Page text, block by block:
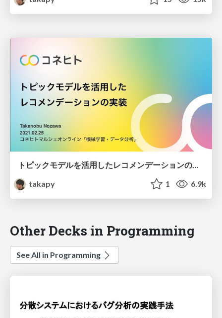
トピックモデルを活用したレコメンデーションの実装
takapy
1 6.9k
Other Decks in Programming
See All in Programming